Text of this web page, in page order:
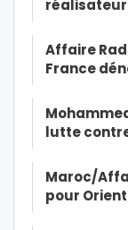
Affaire
France
lutte
Maroc/
pour Orient